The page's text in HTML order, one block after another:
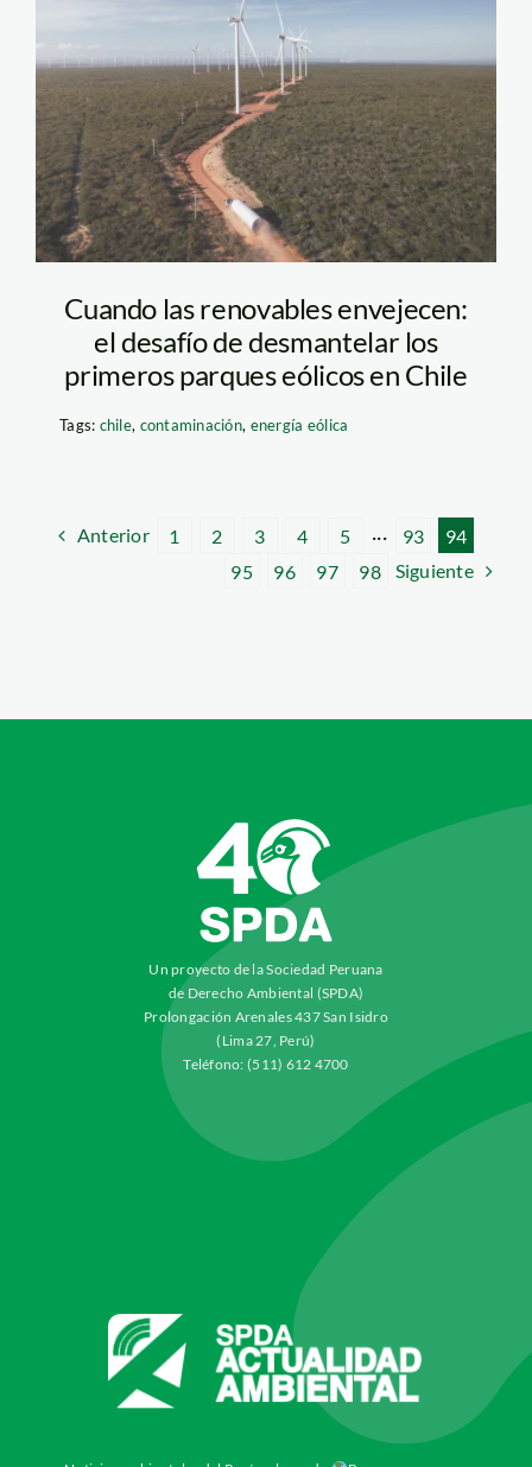
Babilonia-Centro-
Wind-Farm,-553,5-
MW,-Bahia,-Brasil
Cuando las renovables envejecen:
el desafío de desmantelar los
primeros parques eólicos en Chile
Tags: chile, contaminación, energía eólica
Anterior 1 2 3 4 5 ··· 93
94
95
96 97 98 Siguiente
Un proyecto de la Sociedad Peruana
de Derecho Ambiental (SPDA)
Prolongación Arenales 437 San Isidro
(Lima 27, Perú)
Teléfono: (511) 612 4700